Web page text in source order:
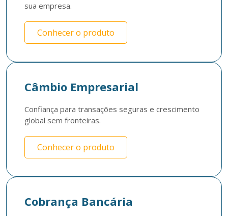
sua empresa.
Conhecer o produto
Câmbio Empresarial
Confiança para transações seguras e crescimento
global sem fronteiras.
Conhecer o produto
Cobrança Bancária